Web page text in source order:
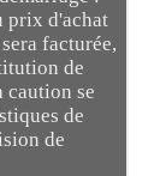
prix d'achat
facturée,
de
caution se
de
de